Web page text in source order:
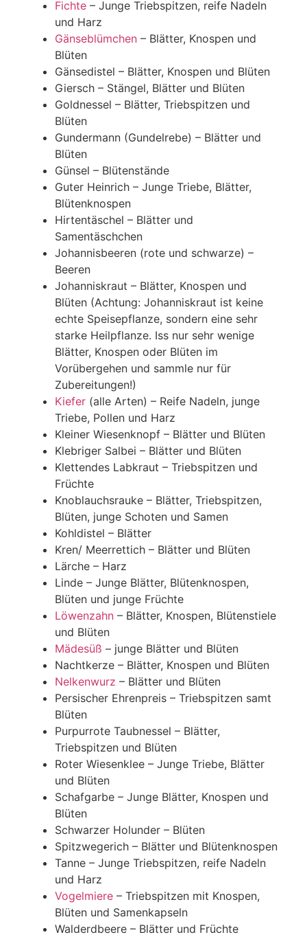
Fichte – Junge Triebspitzen, reife Nadeln
und Harz
Gänseblümchen – Blätter, Knospen und
Blüten
Gänsedistel – Blätter, Knospen und Blüten
Giersch – Stängel, Blätter und Blüten
Goldnessel – Blätter, Triebspitzen und
Blüten
Gundermann (Gundelrebe) – Blätter und
Blüten
Günsel – Blütenstände
Guter Heinrich – Junge Triebe, Blätter,
Blütenknospen
Hirtentäschel – Blätter und
Samentäschchen
Johannisbeeren (rote und schwarze) –
Beeren
Johanniskraut – Blätter, Knospen und
Blüten (Achtung: Johanniskraut ist keine
echte Speisepflanze, sondern eine sehr
starke Heilpflanze. Iss nur sehr wenige
Blätter, Knospen oder Blüten im
Vorübergehen und sammle nur für
Zubereitungen!)
Kiefer (alle Arten) – Reife Nadeln, junge
Triebe, Pollen und Harz
Kleiner Wiesenknopf – Blätter und Blüten
Klebriger Salbei – Blätter und Blüten
Klettendes Labkraut – Triebspitzen und
Früchte
Knoblauchsrauke – Blätter, Triebspitzen,
Blüten, junge Schoten und Samen
Kohldistel – Blätter
Kren/ Meerrettich – Blätter und Blüten
Lärche – Harz
Linde – Junge Blätter, Blütenknospen,
Blüten und junge Früchte
Löwenzahn – Blätter, Knospen, Blütenstiele
und Blüten
Mädesüß – junge Blätter und Blüten
Nachtkerze – Blätter, Knospen und Blüten
Nelkenwurz – Blätter und Blüten
Persischer Ehrenpreis – Triebspitzen samt
Blüten
Purpurrote Taubnessel – Blätter,
Triebspitzen und Blüten
Roter Wiesenklee – Junge Triebe, Blätter
und Blüten
Schafgarbe – Junge Blätter, Knospen und
Blüten
Schwarzer Holunder – Blüten
Spitzwegerich – Blätter und Blütenknospen
Tanne – Junge Triebspitzen, reife Nadeln
und Harz
Vogelmiere – Triebspitzen mit Knospen,
Blüten und Samenkapseln
Walderdbeere – Blätter und Früchte